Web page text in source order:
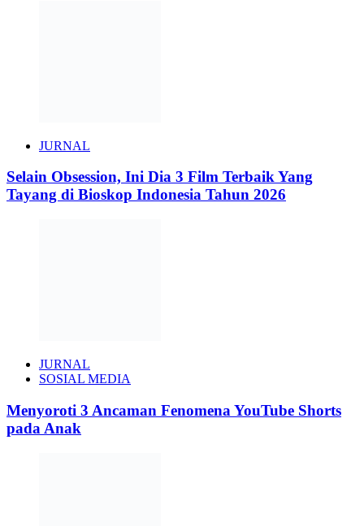
JURNAL
Selain Obsession, Ini Dia 3 Film Terbaik Yang
Tayang di Bioskop Indonesia Tahun 2026
JURNAL
SOSIAL MEDIA
Menyoroti 3 Ancaman Fenomena YouTube Shorts
pada Anak